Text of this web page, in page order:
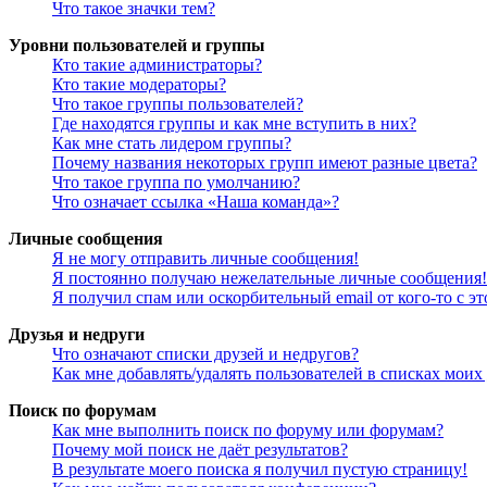
Что такое значки тем?
Уровни пользователей и группы
Кто такие администраторы?
Кто такие модераторы?
Что такое группы пользователей?
Где находятся группы и как мне вступить в них?
Как мне стать лидером группы?
Почему названия некоторых групп имеют разные цвета?
Что такое группа по умолчанию?
Что означает ссылка «Наша команда»?
Личные сообщения
Я не могу отправить личные сообщения!
Я постоянно получаю нежелательные личные сообщения!
Я получил спам или оскорбительный email от кого-то с
Друзья и недруги
Что означают списки друзей и недругов?
Как мне добавлять/удалять пользователей в списках
Поиск по форумам
Как мне выполнить поиск по форуму или форумам?
Почему мой поиск не даёт результатов?
В результате моего поиска я получил пустую страницу!